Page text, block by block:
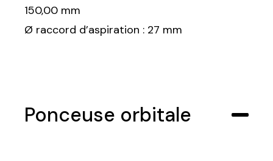
150,00 mm
Ø raccord d’aspiration : 27 mm
Ponceuse orbitale